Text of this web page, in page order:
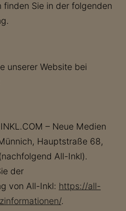
finden Sie in der folgenden
unserer Website bei
– Neue Medien
Hauptstraße 68,
All-Inkl).
der
von All-Inkl: https://all-
.